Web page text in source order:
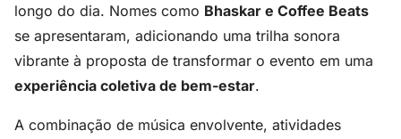
longo do dia. Nomes como Bhaskar e Coffee Beats
se apresentaram, adicionando uma trilha sonora
vibrante à proposta de transformar o evento em uma
experiência coletiva de bem-estar.
A combinação de música envolvente, atividades